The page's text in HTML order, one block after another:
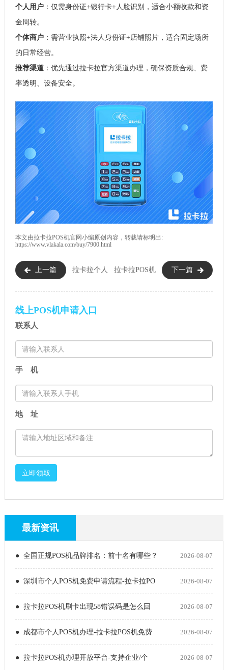
个人用户：仅需身份证+银行卡+人脸识别，适合小额收款和资
金周转。
个体商户：需营业执照+法人身份证+店铺照片，适合固定场所
的日常经营。
推荐渠道：优先通过拉卡拉官方渠道办理，确保资质合规、费
率透明、设备安全。
本文由拉卡拉POS机官网小编原创内容，转载请标明出:
https://www.vlakala.com/buy/7900.html
上一篇 拉卡拉个人
快速申请办理!
下一篇
拉卡拉POS机
线上POS机申请入口
联系人
手 机
地 址
立即领取
最新资讯
● 全国正规POS机品牌排名：前十名有哪些？ 2026-08-07
● 深圳市个人POS机免费申请流程-拉卡拉PO 2026-08-07
● 拉卡拉POS机刷卡出现58错误码是怎么回 2026-08-07
● 成都市个人POS机办理-拉卡拉POS机免费 2026-08-07
● 拉卡拉POS机办理开放平台-支持企业/个 2026-08-07